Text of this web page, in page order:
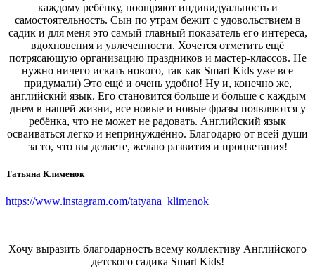
каждому ребёнку, поощряют индивидуальность и
самостоятельность. Сын по утрам бежит с удовольствием в
садик и для меня это самый главный показатель его интереса,
вдохновения и увлеченности. Хочется отметить ещё
потрясающую организацию праздников и мастер-классов. Не
нужно ничего искать нового, так как Smart Kids уже все
придумали) Это ещё и очень удобно! Ну и, конечно же,
английский язык. Его становится больше и больше с каждым
днем в нашей жизни, все новые и новые фразы появляются у
ребёнка, что не может не радовать. Английский язык
осваиваться легко и непринуждённо. Благодарю от всей души
за то, что вы делаете, желаю развития и процветания!
Татьяна Клименок
https://www.instagram.com/tatyana_klimenok_
Хочу выразить благодарность всему коллективу Английского
детского садика Smart Kids!